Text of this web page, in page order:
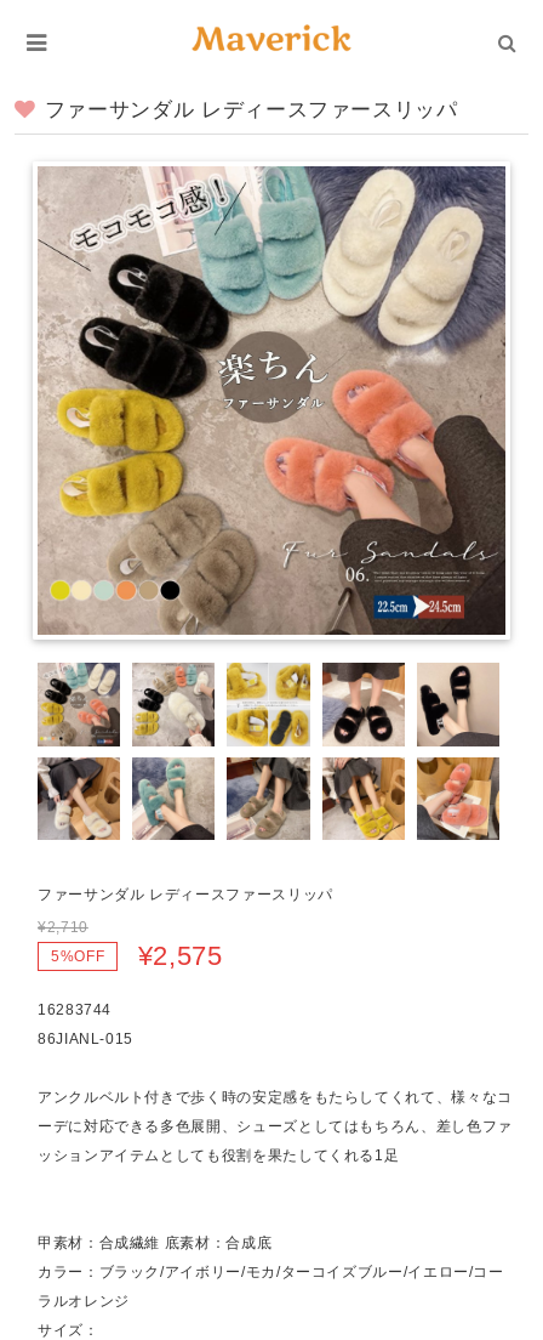
ファーサンダル レディースファースリッパ
ファーサンダル レディースファースリッパ
¥2,710
5%OFF
¥2,575
16283744
86JIANL-015
アンクルベルト付きで歩く時の安定感をもたらしてくれて、様々なコ
ーデに対応できる多色展開、シューズとしてはもちろん、差し色ファ
ッションアイテムとしても役割を果たしてくれる1足
甲素材：合成繊維 底素材：合成底
カラー：ブラック/アイボリー/モカ/ターコイズブルー/イエロー/コー
ラルオレンジ
サイズ：